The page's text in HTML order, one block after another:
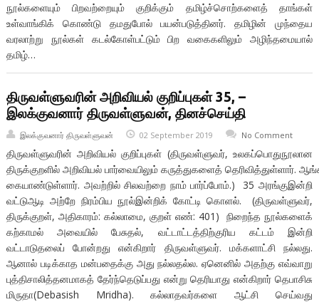
நூல்களையும் பிறவற்றையும் குறிக்கும் தமிழ்ச்சொற்களைத் தாங்கள்
உள்வாங்கிக் கொண்டு தமதுபோல் பயன்படுத்தினர். தமிழின் முந்தைய
வரலாற்று நூல்கள் கடல்கோள்பட்டும் பிற வகைகளிலும் அழிந்தமையால்
தமிழ்…
திருவள்ளுவரின் அறிவியல் குறிப்புகள் 35, –
இலக்குவனார் திருவள்ளுவன், தினச்செய்தி
இலக்குவனார் திருவள்ளுவன் 02 September 2019 No Comment
திருவள்ளுவரின் அறிவியல் குறிப்புகள் (திருவள்ளுவர், உலகப்பொதுநூலான
திருக்குறளில் அறிவியல் பார்வையிலும் கருத்துகளைத் தெரிவித்துள்ளார்.
கையாண்டுள்ளார். அவற்றில் சிலவற்றை நாம் பார்ப்போம்.) 35 அரங்குஇன்றி
வட்டுஆடி அற்றே நிரம்பிய நூல்இன்றிக் கோட்டி கொளல். (திருவள்ளுவர்,
திருக்குறள், அதிகாரம்: கல்லாமை, குறள் எண்: 401) நிறைந்த நூல்களைக்
கற்காமல் அவையில் பேசுதல், வட்டாட்டத்திற்குரிய கட்டம் இன்றி
வட்டாடுதலைப் போன்றது என்கிறார் திருவள்ளுவர். மக்களாட்சி நல்லது.
ஆனால் படிக்காத மன்பதைக்கு அது நல்லதல்ல. ஏனெனில் அதற்கு எவ்வாறு
புத்திசாலித்தனமாகத் தேர்ந்தெடுப்பது என்று தெரியாது என்கிறார் தெபாசிசு
மிருதா(Debasish Mridha). கல்லாதவர்களை ஆட்சி செய்வது